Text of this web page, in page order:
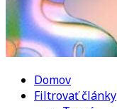
Domov
Filtrovať články